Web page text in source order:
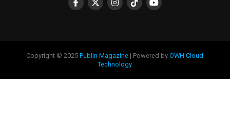
Copyright © 2025Publin Magazine | Powered byOWH Cloud
Technology